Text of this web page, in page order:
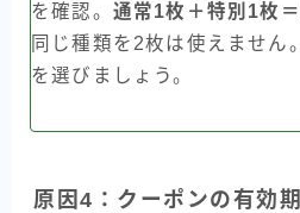
を確認。 通常1枚＋特別1枚
同じ種類を2枚は使えません
を選びましょう。
原因4：クーポンの有効